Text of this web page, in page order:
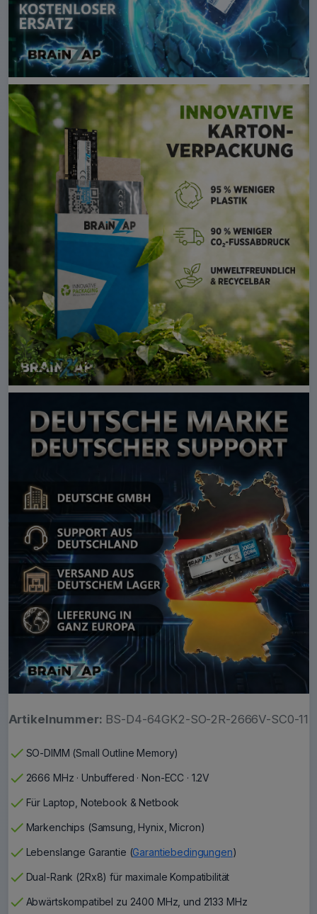
Artikelnummer: BS-D4-64GK2-SO-2R-2666V-SC0-11
check SO-DIMM (Small Outline Memory)
check 2666 MHz · Unbuffered · Non-ECC · 1.2V
check Für Laptop, Notebook & Netbook
check Markenchips (Samsung, Hynix, Micron)
check Lebenslange Garantie (Garantiebedingungen)
check Dual-Rank (2Rx8) für maximale Kompatibilität
check Abwärtskompatibel zu 2400 MHz, und 2133 MHz